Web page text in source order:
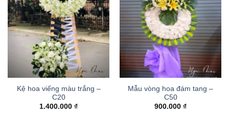
Kệ hoa viếng màu trắng –
C20
1.400.000 ₫
Mẫu vòng hoa đám tang –
C50
900.000 ₫